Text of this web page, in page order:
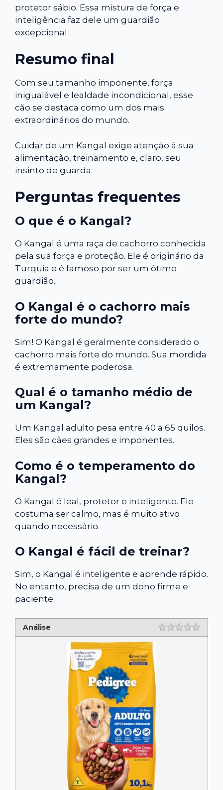
protetor sábio. Essa mistura de força e
inteligência faz dele um guardião
excepcional.
Resumo final
Com seu tamanho imponente, força
inigualável e lealdade incondicional, esse
cão se destaca como um dos mais
extraordinários do mundo.
Cuidar de um Kangal exige atenção à sua
alimentação, treinamento e, claro, seu
insinto de guarda.
Perguntas frequentes
O que é o Kangal?
O Kangal é uma raça de cachorro conhecida
pela sua força e proteção. Ele é originário da
Turquia e é famoso por ser um ótimo
guardião.
O Kangal é o cachorro mais
forte do mundo?
Sim! O Kangal é geralmente considerado o
cachorro mais forte do mundo. Sua mordida
é extremamente poderosa.
Qual é o tamanho médio de
um Kangal?
Um Kangal adulto pesa entre 40 a 65 quilos.
Eles são cães grandes e imponentes.
Como é o temperamento do
Kangal?
O Kangal é leal, protetor e inteligente. Ele
costuma ser calmo, mas é muito ativo
quando necessário.
O Kangal é fácil de treinar?
Sim, o Kangal é inteligente e aprende rápido.
No entanto, precisa de um dono firme e
paciente.
Análise Rating